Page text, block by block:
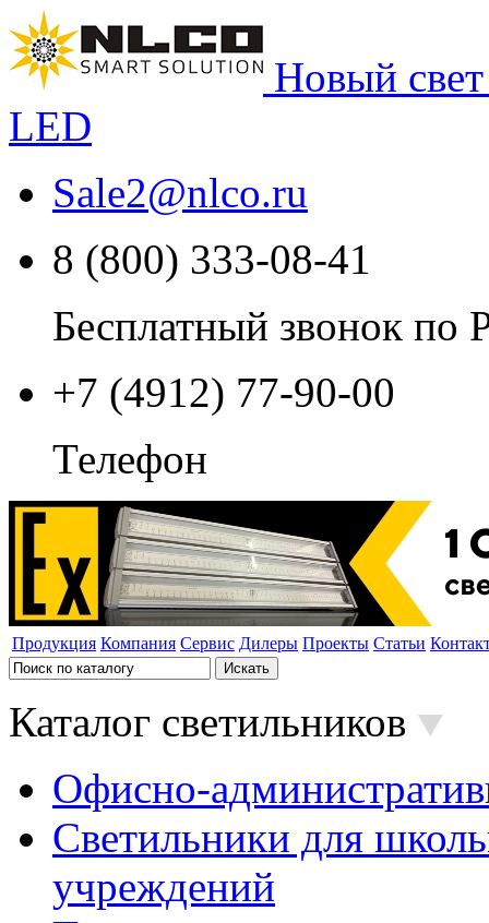
Новый
LED
Sale2@nlco.ru
8 (800) 333-08-41
Бесплатный звонок по
+7 (4912) 77-90-00
Телефон
Продукция Компания Сервис Дилеры Проекты Статьи
Каталог светильников
Офисно-
Светильники для
учреждений